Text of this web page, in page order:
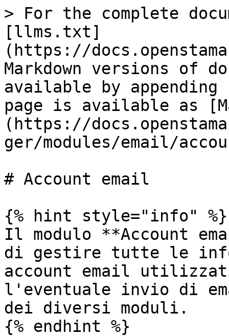
> For the complete
[llms.txt]
(https://
Markdown versions of
available by
page is available as
(https://
ger/modules/email/
# Account email
{% hint style="info" %}
Il modulo **Account
di gestire tutte le
account email utilizzati
l'eventuale invio di
dei diversi moduli.
{% endhint %}